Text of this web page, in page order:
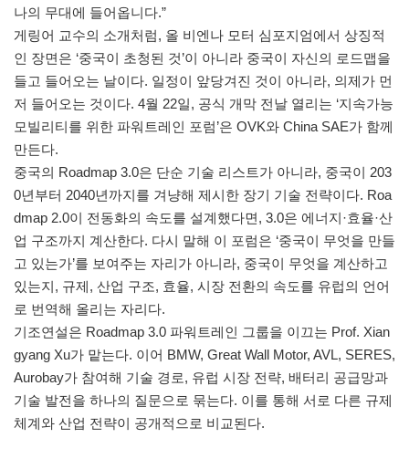
나의 무대에 들어옵니다.”
게링어 교수의 소개처럼, 올 비엔나 모터 심포지엄에서 상징적
인 장면은 ‘중국이 초청된 것’이 아니라 중국이 자신의 로드맵을
들고 들어오는 날이다. 일정이 앞당겨진 것이 아니라, 의제가 먼
저 들어오는 것이다. 4월 22일, 공식 개막 전날 열리는 ‘지속가능
모빌리티를 위한 파워트레인 포럼’은 OVK와 China SAE가 함께
만든다.
중국의 Roadmap 3.0은 단순 기술 리스트가 아니라, 중국이 203
0년부터 2040년까지를 겨냥해 제시한 장기 기술 전략이다. Roa
dmap 2.0이 전동화의 속도를 설계했다면, 3.0은 에너지·효율·산
업 구조까지 계산한다. 다시 말해 이 포럼은 ‘중국이 무엇을 만들
고 있는가’를 보여주는 자리가 아니라, 중국이 무엇을 계산하고
있는지, 규제, 산업 구조, 효율, 시장 전환의 속도를 유럽의 언어
로 번역해 올리는 자리다.
기조연설은 Roadmap 3.0 파워트레인 그룹을 이끄는 Prof. Xian
gyang Xu가 맡는다. 이어 BMW, Great Wall Motor, AVL, SERES,
Aurobay가 참여해 기술 경로, 유럽 시장 전략, 배터리 공급망과
기술 발전을 하나의 질문으로 묶는다. 이를 통해 서로 다른 규제
체계와 산업 전략이 공개적으로 비교된다.